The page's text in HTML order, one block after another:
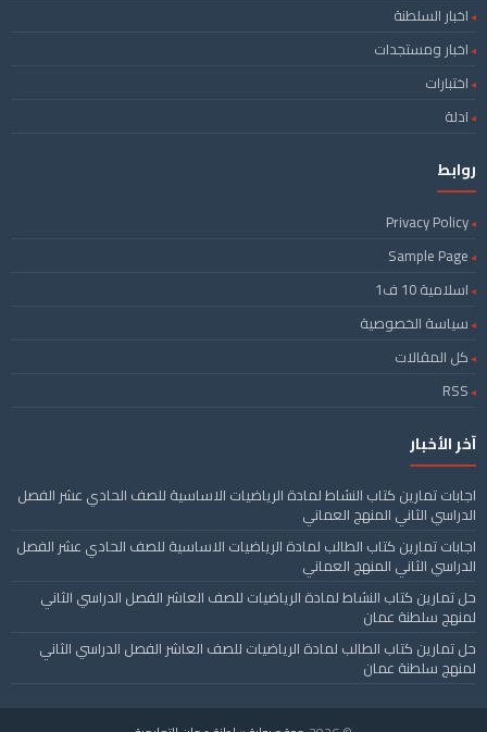
اخبار السلطنة
اخبار ومستجدات
اختبارات
ادلة
روابط
Privacy Policy
Sample Page
اسلامية 10 ف1
سياسة الخصوصية
كل المقالات
RSS
آخر الأخبار
اجابات تمارين كتاب النشاط لمادة الرياضيات الاساسية للصف الحادي عشر الفصل
الدراسي الثاني المنهج العماني
اجابات تمارين كتاب الطالب لمادة الرياضيات الاساسية للصف الحادي عشر الفصل
الدراسي الثاني المنهج العماني
حل تمارين كتاب النشاط لمادة الرياضيات للصف العاشر الفصل الدراسي الثاني
لمنهج سلطنة عمان
حل تمارين كتاب الطالب لمادة الرياضيات للصف العاشر الفصل الدراسي الثاني
لمنهج سلطنة عمان